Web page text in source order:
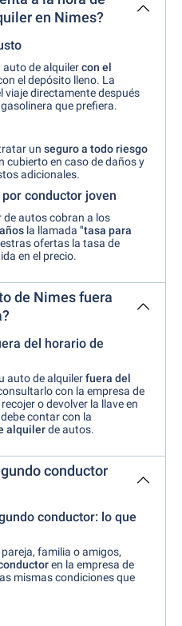
en Nimes?
auto de alquilercon el
el depósito lleno. La
viaje directamente después
que prefiera.
un seguro a todo riesgo
cubierto en caso de daños y
adicionales.
conductor joven
de autos cobran a los
la llamada "tasa para
ofertas la tasa de
en el precio.
de Nimes fuera
del horario de
auto de alquilerfuera del
con la empresa de
o devolver la llave en
contar con la
alquilerde autos.
conductor
conductor: lo que
familia o amigos,
en la empresa de
mismas condiciones que